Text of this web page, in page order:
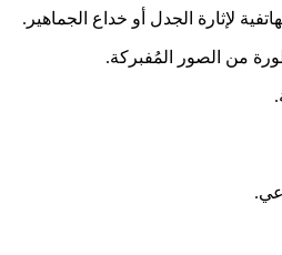
لإثارة الجدل أو خداع الجماهير.
من الصور المُفبركة.